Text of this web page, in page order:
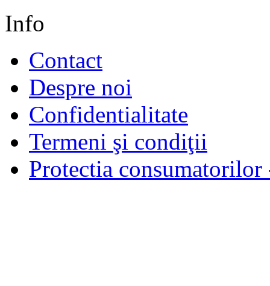
Info
Contact
Despre noi
Confidentialitate
Termeni şi condiţii
Protectia